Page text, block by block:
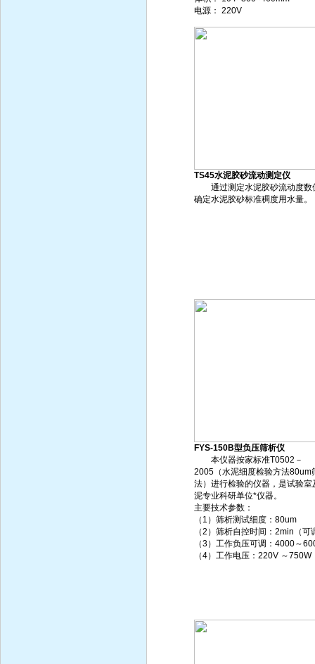
电源： 220V
TS45水泥胶砂流动测定仪
通过测定水泥胶砂流动度数
确定水泥胶砂标准稠度用水量。
FYS-150B型负压筛析仪
本仪器按家标准T0502－
2005（水泥细度检验方法80um
法）进行检验的仪器，是试验室
泥专业科研单位*仪器。
主要技术参数：
（1）筛析测试细度：80um
（2）筛析自控时间：2min（可
（3）工作负压可调：4000～
（4）工作电压：220V ～750W